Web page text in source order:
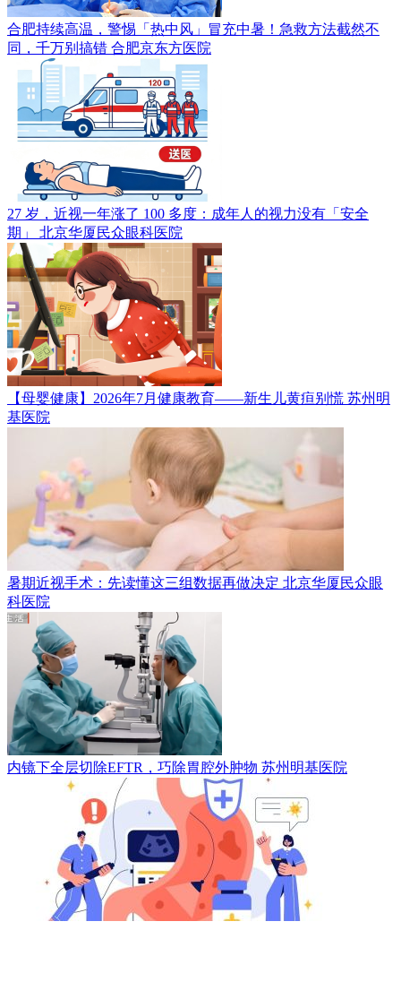
合肥持续高温，警惕「热中风」冒充中暑！急救方法截然不
同，千万别搞错 合肥京东方医院
27 岁，近视一年涨了 100 多度：成年人的视力没有「安全
期」 北京华厦民众眼科医院
【母婴健康】2026年7月健康教育——新生儿黄疸别慌 苏州明
基医院
暑期近视手术：先读懂这三组数据再做决定 北京华厦民众眼
科医院
内镜下全层切除EFTR，巧除胃腔外肿物 苏州明基医院